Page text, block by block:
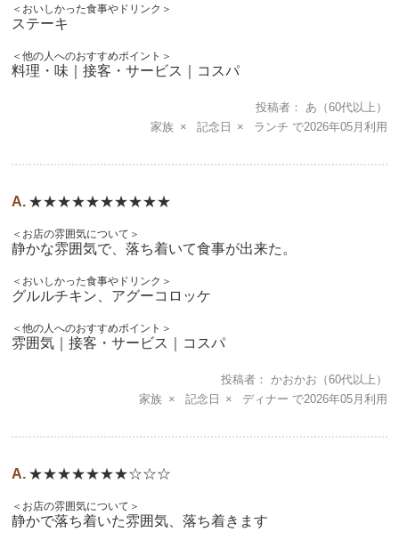
＜おいしかった食事やドリンク＞
ステーキ
＜他の人へのおすすめポイント＞
料理・味｜接客・サービス｜コスパ
投稿者 あ （60代以上）
家族
記念日 ランチ 2026年05月
★★★★★★★★★★
＜お店の雰囲気について＞
静かな雰囲気で、落ち着いて食事が出来た。
＜おいしかった食事やドリンク＞
グルルチキン、アグーコロッケ
＜他の人へのおすすめポイント＞
雰囲気｜接客・サービス｜コスパ
投稿者 かおかお （60代以上）
家族
記念日 ディナー 2026年05月
★★★★★★★☆☆☆
＜お店の雰囲気について＞
静かで落ち着いた雰囲気、落ち着きます